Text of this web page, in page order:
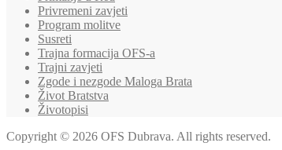
Privremeni zavjeti
Program molitve
Susreti
Trajna formacija OFS-a
Trajni zavjeti
Zgode i nezgode Maloga Brata
Život Bratstva
Životopisi
Copyright © 2026 OFS Dubrava. All rights reserved.